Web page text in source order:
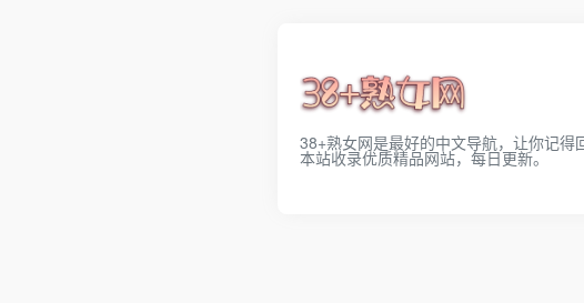
38+熟女网是最好的中文导航，让你记得
本站收录优质精品网站，每日更新。